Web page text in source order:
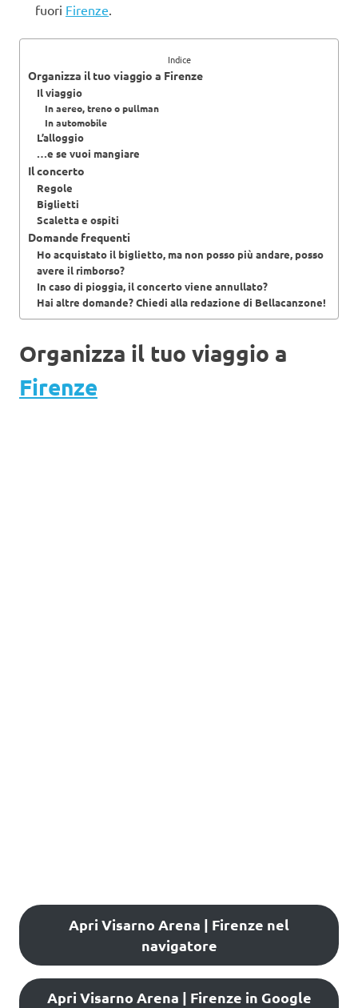
fuori Firenze.
Indice
Organizza il tuo viaggio a Firenze
Il viaggio
In aereo, treno o pullman
In automobile
L’alloggio
…e se vuoi mangiare
Il concerto
Regole
Biglietti
Scaletta e ospiti
Domande frequenti
Ho acquistato il biglietto, ma non posso più andare, posso
avere il rimborso?
In caso di pioggia, il concerto viene annullato?
Hai altre domande? Chiedi alla redazione di Bellacanzone!
Organizza il tuo viaggio a
Firenze
Apri Visarno Arena | Firenze nel
navigatore
Apri Visarno Arena | Firenze in Google